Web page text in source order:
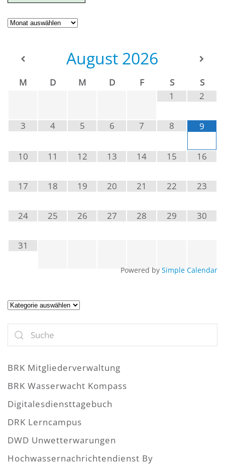
Geschichte
August 2026
M D M D F S
S
1
2
3 4 5 6 7 8 9
10 11 12 13 14 15 16
17 18 19 20 21 22 23
24 25 26 27 28 29 30
31
Powered by Simple Calendar
Artikel
BRK Mitgliederverwaltung
BRK Wasserwacht Kompass
Digitalesdiensttagebuch
DRK Lerncampus
DWD Unwetterwarungen
Hochwassernachrichtendienst By